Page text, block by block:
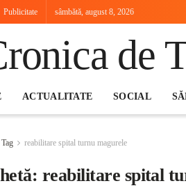
Publicitate sâmbătă, august 8, 2026
ACTUALITATE SOCIAL
Tag reabilitare spital turnu magurele
reabilitare spital